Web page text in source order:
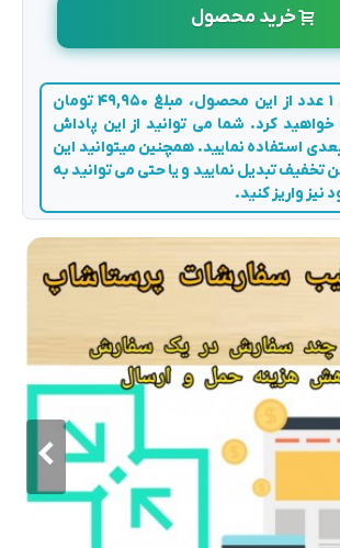
خرید محصول
در صورت خرید 1 عدد از این محصول، مبلغ 49,950 تومان
کرد. شما می توانید از این پاداش
استفاده نمایید. همچنین میتوانید این
تخفیف تبدیل نمایید و یا حتی می توانید به
واریز کنید.